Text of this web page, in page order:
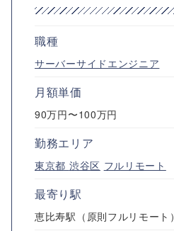
職種
サーバーサイドエンジニア
月額単価
90万円〜100万円
勤務エリア
東京都 渋谷区 フルリモート
最寄り駅
恵比寿駅（原則フルリモート）